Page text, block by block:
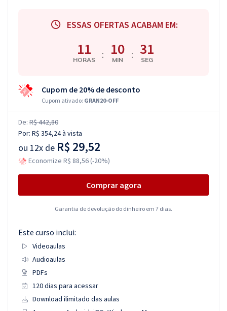
Atendimento ESSAS OFERTAS ACABAM EM:
11
HORAS : 10
MIN : 30
SEG
Cupom de 20% de desconto
Cupom ativado: GRAN20-OFF
De: R$ 442,80
Por: R$ 354,24à vista
ou 12x de R$ 29,52
Economize R$ 88,56 (-20%)
Comprar agora
Garantia de devolução do dinheiro em 7 dias.
Este curso inclui:
Videoaulas
Audioaulas
PDFs
120 dias para acessar
Download ilimitado das aulas